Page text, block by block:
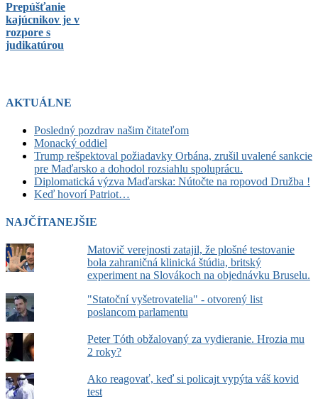
Prepúšťanie
kajúcnikov je v
rozpore s
judikatúrou
AKTUÁLNE
Posledný pozdrav našim čitateľom
Monacký oddiel
Trump rešpektoval požiadavky Orbána, zrušil uvalené sankcie
pre Maďarsko a dohodol rozsiahlu spoluprácu.
Diplomatická výzva Maďarska: Nútočte na ropovod Družba !
Keď hovorí Patriot…
NAJČÍTANEJŠIE
Matovič verejnosti zatajil, že plošné testovanie
bola zahraničná klinická štúdia, britský
experiment na Slovákoch na objednávku Bruselu.
"Statoční vyšetrovatelia" - otvorený list
poslancom parlamentu
Peter Tóth obžalovaný za vydieranie. Hrozia mu
2 roky?
Ako reagovať, keď si policajt vypýta váš kovid
test